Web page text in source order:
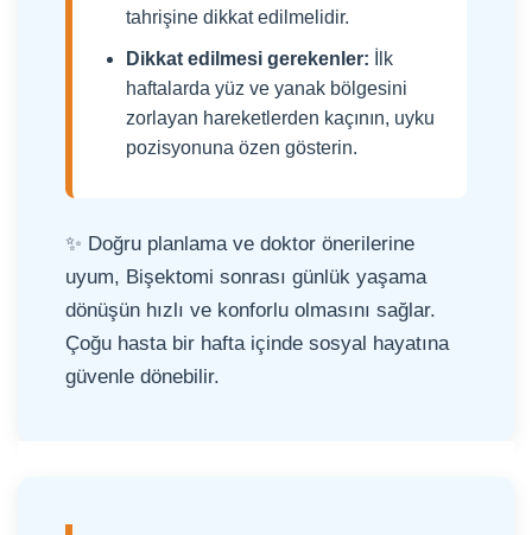
tahrişine dikkat edilmelidir.
Dikkat edilmesi gerekenler: İlk
haftalarda yüz ve yanak bölgesini
zorlayan hareketlerden kaçının, uyku
pozisyonuna özen gösterin.
✨ Doğru planlama ve doktor önerilerine
uyum, Bişektomi sonrası günlük yaşama
dönüşün hızlı ve konforlu olmasını sağlar.
Çoğu hasta bir hafta içinde sosyal hayatına
güvenle dönebilir.